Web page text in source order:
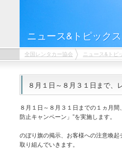
ニュース&トピックス
全国レンタカー協会 ニュース&トピ
８月１日～８月３１日まで、
８月１日～８月３１日までの１ヵ月
防止キャンペーン」”を実施します。
のぼり旗の掲示、お客様への注意喚
取り組んでいきます。